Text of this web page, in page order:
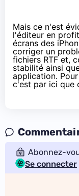
Mais ce n'est
l'éditeur en
écrans des
corriger un
fichiers RTF et,
stabilité ainsi
application.
c'est par ici que
Abonnez-
Se connecter